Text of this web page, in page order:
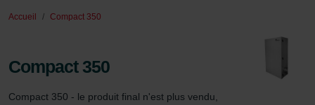
Accueil Compact 350
Compact 350
Compact 350 - le produit final n'est plus vendu,